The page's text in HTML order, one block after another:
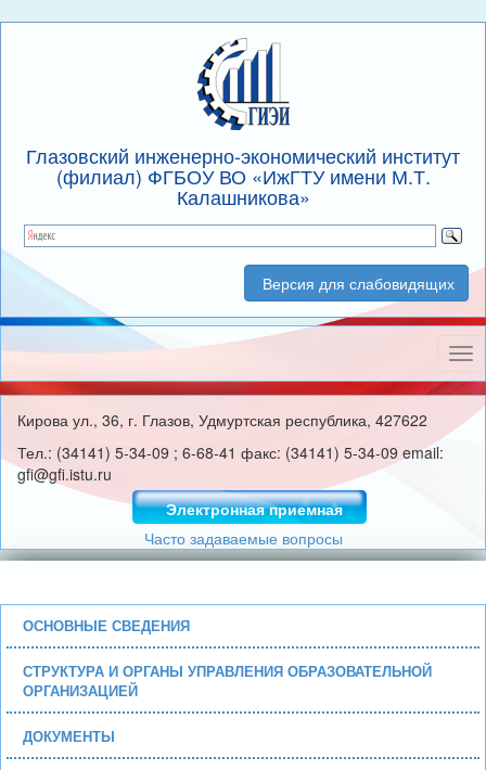
Глазовский инженерно-экономический институт
(филиал) ФГБОУ ВО «ИжГТУ имени М.Т.
Калашникова»
Версия для слабовидящих
Кирова ул., 36, г. Глазов, Удмуртская республика, 427622
Тел.: (34141) 5-34-09 ; 6-68-41 факс: (34141) 5-34-09 email:
gfi@gfi.istu.ru
Электронная приемная
Часто задаваемые вопросы
ОСНОВНЫЕ СВЕДЕНИЯ
СТРУКТУРА И ОРГАНЫ УПРАВЛЕНИЯ ОБРАЗОВАТЕЛЬНОЙ
ОРГАНИЗАЦИЕЙ
ДОКУМЕНТЫ